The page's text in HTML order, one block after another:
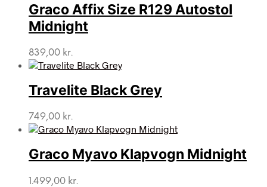
Graco Affix Size R129 Autostol
Midnight
839,00 kr.
Travelite Black Grey
749,00 kr.
Graco Myavo Klapvogn Midnight
1.499,00 kr.